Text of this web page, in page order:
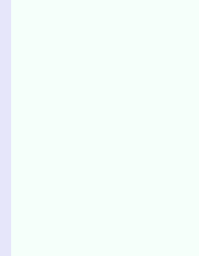
四本の
木鼻
小規